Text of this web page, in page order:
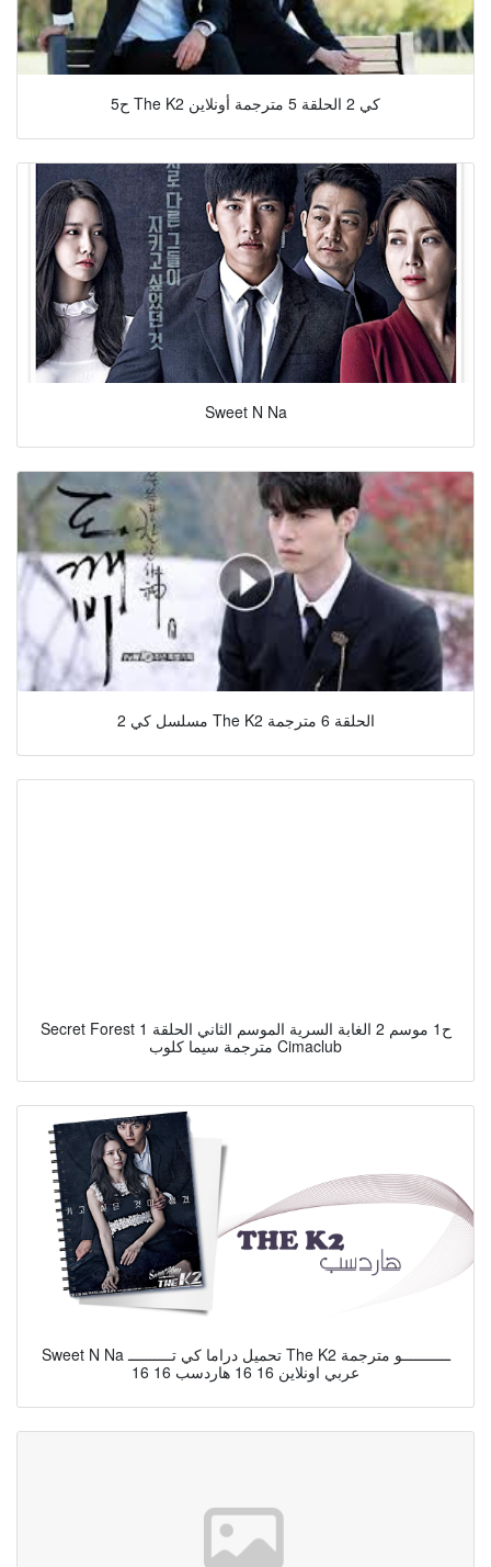
ح5 The K2 كي 2 الحلقة 5 مترجمة أونلاين
Sweet N Na
مسلسل كي 2 The K2 الحلقة 6 مترجمة
Secret Forest ح1 موسم 2 الغابة السرية الموسم الثاني الحلقة 1
مترجمة سيما كلوب Cimaclub
Sweet N Na تحميل دراما كي تــــــــــ The K2 ـــــــــــو مترجمة
عربي اونلاين 16 16 هاردسب 16 16